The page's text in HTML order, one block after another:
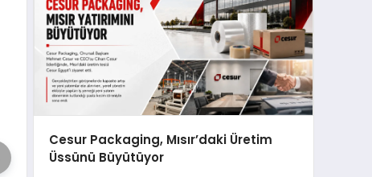
Cesur Packaging, Mısır’daki Üretim
Üssünü Büyütüyor